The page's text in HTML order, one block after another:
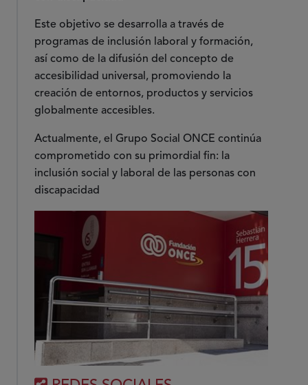
Este objetivo se desarrolla a través de
programas de inclusión laboral y formación,
así como de la difusión del concepto de
accesibilidad universal, promoviendo la
creación de entornos, productos y servicios
globalmente accesibles.
Actualmente, el Grupo Social ONCE continúa
comprometido con su primordial fin: la
inclusión social y laboral de las personas con
discapacidad